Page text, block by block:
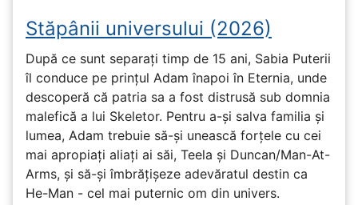
Stăpânii universului (2026)
După ce sunt separați timp de 15 ani, Sabia Puterii
îl conduce pe prințul Adam înapoi în Eternia, unde
descoperă că patria sa a fost distrusă sub domnia
malefică a lui Skeletor. Pentru a-și salva familia și
lumea, Adam trebuie să-și unească forțele cu cei
mai apropiați aliați ai săi, Teela și Duncan/Man-At-
Arms, și să-și îmbrățișeze adevăratul destin ca
He-Man - cel mai puternic om din univers.